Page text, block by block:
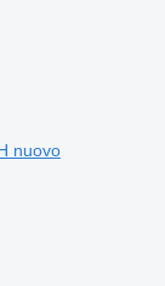
nuovo